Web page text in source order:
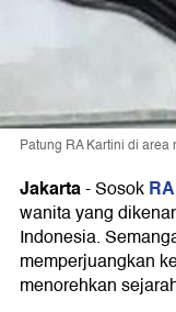
Patung RA Kartini di
Jakarta-Sosok
wanita yang
Indonesia.
memperjuangkan
menorehkan